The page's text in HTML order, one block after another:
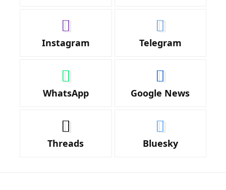
Instagram Telegram
WhatsApp Google News
Threads Bluesky